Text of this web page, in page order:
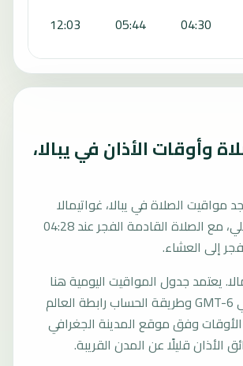
04:30
05:44
12:03
وأوقات الأذان في يبالا،
الصلاة في يبالا، غواتيمالا
حسب التوقيت المحلي، مع الصلاة القادمة الفجر عند 04:28
إلى العشاء.
يعتمد جدول المواقيت اليومية هنا
على التوقيت المحلي GMT-6 وطريقة الحساب رابطة العالم
وفق موقع المدينة الجغرافي
الأذان قليلًا عن المدن القريبة.